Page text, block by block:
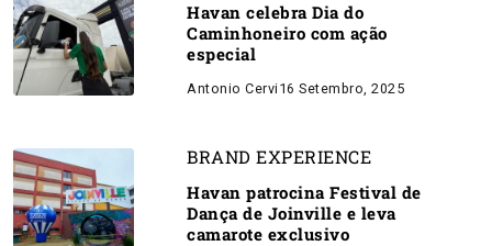
Havan celebra Dia do
Caminhoneiro com ação
especial
Antonio Cervi 16 Setembro, 2025
BRAND EXPERIENCE
Havan patrocina Festival de
Dança de Joinville e leva
camarote exclusivo